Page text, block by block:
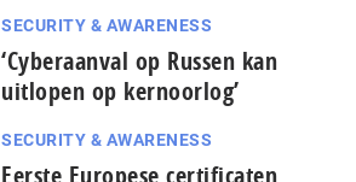
SECURITY & AWARENESS
‘Cyberaanval op Russen kan
uitlopen op kernoorlog’
SECURITY & AWARENESS